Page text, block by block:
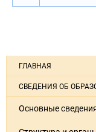
ГЛАВНАЯ
СВЕДЕНИЯ ОБ
Основные